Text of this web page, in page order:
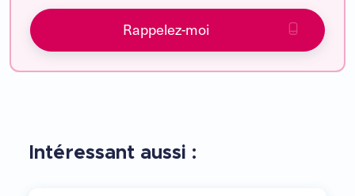
Rappelez-moi
Intéressant aussi :